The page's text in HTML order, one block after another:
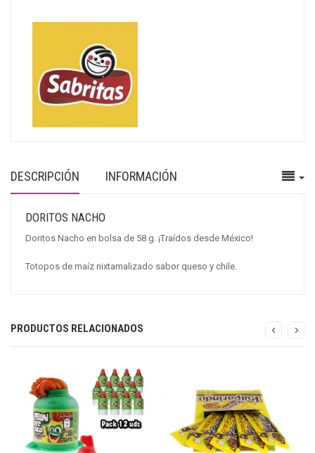
DESCRIPCIÓN INFORMACIÓN
DORITOS NACHO
Doritos Nacho en bolsa de 58 g. ¡Traídos desde México!
Totopos de maíz nixtamalizado sabor queso y chile.
PRODUCTOS RELACIONADOS